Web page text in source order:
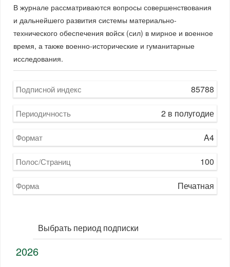
В журнале рассматриваются вопросы совершенствования
и дальнейшего развития системы материально-
технического обеспечения войск (сил) в мирное и военное
время, а также военно-исторические и гуманитарные
исследования.
Подписной индекс 85788
Периодичность 2 в полугодие
Формат A4
Полос/Страниц 100
Форма Печатная
Выбрать период подписки
2026